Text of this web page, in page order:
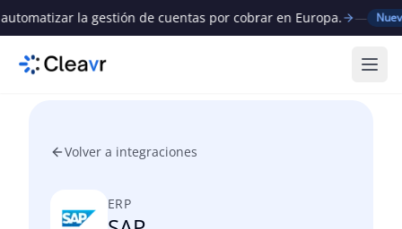
la gestión de cuentas por cobrar en Europa. — Nuevo
Volver a integraciones
ERP